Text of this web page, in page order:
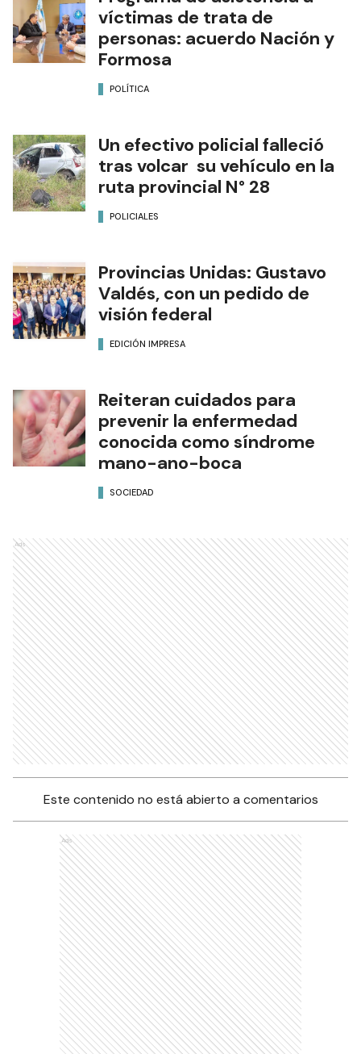
víctimas de trata de
personas: acuerdo Nación y
Formosa
POLÍTICA
Un efectivo policial falleció
tras volcar su vehículo en la
ruta provincial N° 28
POLICIALES
Provincias Unidas: Gustavo
Valdés, con un pedido de
visión federal
EDICIÓN IMPRESA
Reiteran cuidados para
prevenir la enfermedad
conocida como síndrome
mano-ano-boca
SOCIEDAD
Ads
Este contenido no está abierto a comentarios
Ads